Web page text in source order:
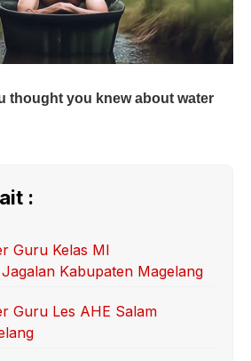
:
Guru Kelas MI
Kabupaten Magelang
Guru Les AHE Salam